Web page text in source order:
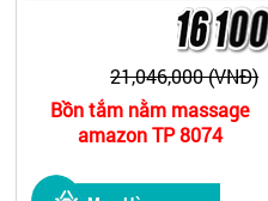
21,046,000 (VNĐ)
Bồn tắm nằm massage
amazon TP 8074